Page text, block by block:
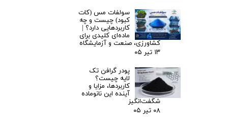
سولفات مس (کات
کبود) چیست و چه
کاربردهایی دارد؟ |
ماده‌ای کلیدی برای
کشاورزی، صنعت و آزمایشگاه
۱۳ تیر ۰۵
پودر گرافن تک
لایه چیست؟
کاربردها، مزایا و
آینده این نانوماده
شگفت‌انگیز
۰۸ تیر ۰۵